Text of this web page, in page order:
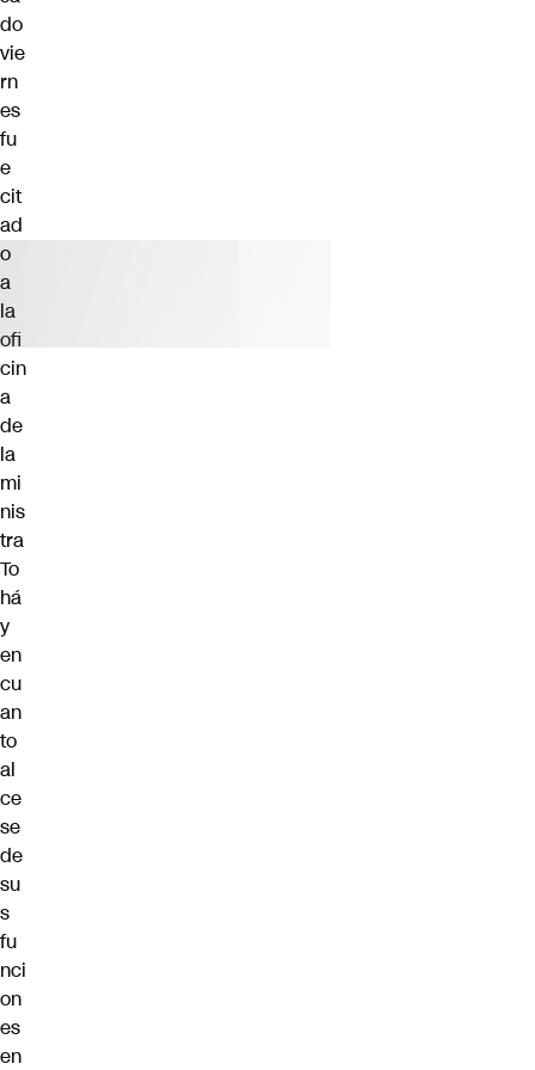
do
vie
rn
es
fu
e
cit
ad
o
a
la
ofi
cin
a
de
la
mi
nis
tra
To
há
y
en
cu
an
to
al
ce
se
de
su
s
fu
nci
on
es
en